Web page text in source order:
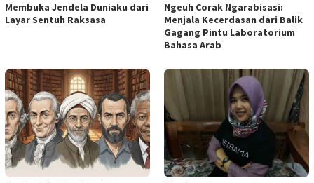
Membuka Jendela Duniaku dari
Layar Sentuh Raksasa
Ngeuh Corak Ngarabisasi:
Menjala Kecerdasan dari Balik
Gagang Pintu Laboratorium
Bahasa Arab